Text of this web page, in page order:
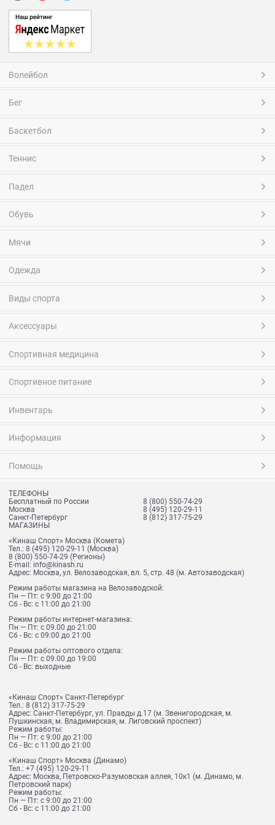
Волейбол
Бег
Баскетбол
Теннис
Падел
Обувь
Мячи
Одежда
Виды спорта
Аксессуары
Спортивная медицина
Спортивное питание
Инвентарь
Информация
Помощь
ТЕЛЕФОНЫ
Бесплатный по России
8 (800) 550-74-29
Москва
8 (495) 120-29-11
Санкт-Петербург
8 (812) 317-75-29
МАГАЗИНЫ
«Кинаш Спорт» Москва (Комета)
Тел.: 8 (495) 120-29-11 (Москва)
8 (800) 550-74-29 (Регионы)
E-mail: info@kinash.ru
Адрес: Москва, ул. Велозаводская, вл. 5, стр. 48 (м. Автозаводская)
Режим работы магазина на Велозаводской:
Пн — Пт: с 9:00 до 21:00
Сб - Вс: с 11:00 до 21:00
Режим работы интернет-магазина:
Пн — Пт: с 09.00 до 21:00
Сб - Вс: с 09:00 до 21:00
Режим работы оптового отдела:
Пн — Пт: с 09.00 до 19:00
Сб - Вс: выходные
«Кинаш Спорт» Санкт-Петербург
Тел.: 8 (812) 317-75-29
Адрес: Санкт-Петербург, ул. Правды д.17 (м. Звенигородская, м.
Пушкинская, м. Владимирская, м. Лиговский проспект)
Режим работы:
Пн — Пт: с 9:00 до 21:00
Сб - Вс: с 11:00 до 21:00
«Кинаш Спорт» Москва (Динамо)
Тел.: +7 (495) 120-29-11
Адрес: Москва, Петровско-Разумовская аллея, 10к1 (м. Динамо, м.
Петровский парк)
Режим работы:
Пн — Пт: с 9:00 до 21:00
Сб - Вс: с 11:00 до 21:00